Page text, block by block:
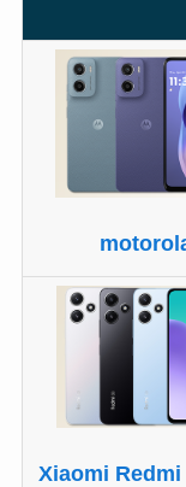
Xiaomi Redmi